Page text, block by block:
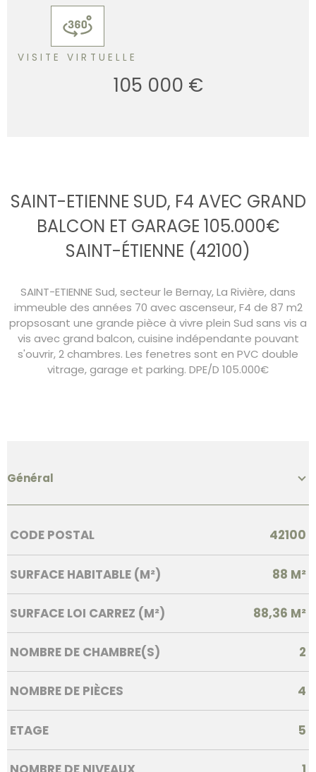
VISITE VIRTUELLE
105 000 €
SAINT-ETIENNE SUD, F4 AVEC GRAND
BALCON ET GARAGE 105.000€
SAINT-ÉTIENNE (42100)
SAINT-ETIENNE Sud, secteur le Bernay, La Rivière, dans
immeuble des années 70 avec ascenseur, F4 de 87 m2
propsosant une grande pièce à vivre plein Sud sans vis a
vis avec grand balcon, cuisine indépendante pouvant
s'ouvrir, 2 chambres. Les fenetres sont en PVC double
vitrage, garage et parking. DPE/D 105.000€
Général
Caractérisque Valeurs
CODE POSTAL 42100
SURFACE HABITABLE (M²) 88 M²
SURFACE LOI CARREZ (M²) 88,36 M²
NOMBRE DE CHAMBRE(S) 2
NOMBRE DE PIÈCES 4
ETAGE 5